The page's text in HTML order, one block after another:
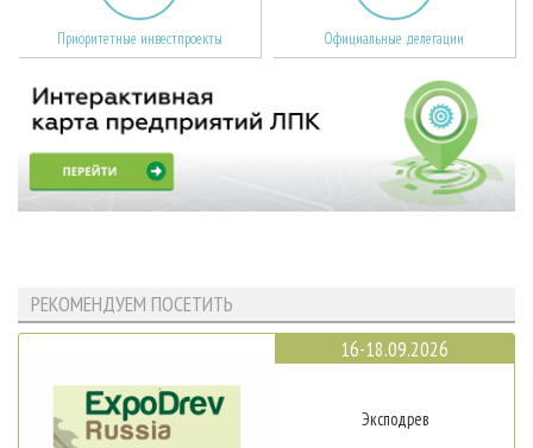
Приоритетные инвестпроекты Официальные делегации
РЕКОМЕНДУЕМ ПОСЕТИТЬ
16-18.09.2026
Эксподрев